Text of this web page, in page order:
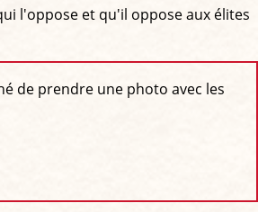
l'oppose et qu'il oppose aux élites
de prendre une photo avec les